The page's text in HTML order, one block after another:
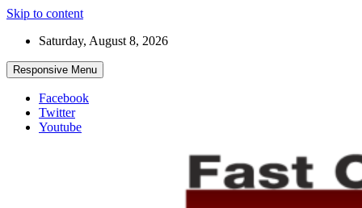
Skip to content
Saturday, August 8, 2026
Responsive Menu
Facebook
Twitter
Youtube